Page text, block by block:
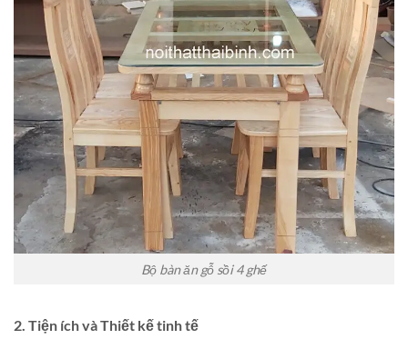
Bộ bàn ăn gỗ sồi 4 ghế
2. Tiện ích và Thiết kế tinh tế